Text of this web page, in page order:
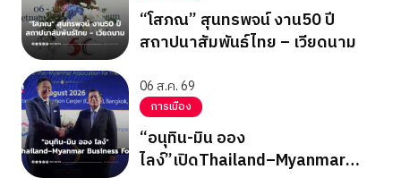
“โสภณ” สุนทรพจน์ งาน50 ปี
สถาปนาสัมพันธ์ไทย – เวียดนาม
06 ส.ค. 69
การเมือง
“อนุทิน-มิน ออง
ไลง์”เปิดThailand–Myanmar